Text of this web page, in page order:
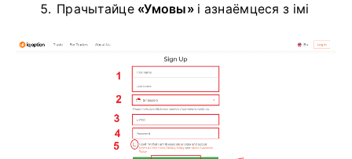
Прачытайце «Умовы» і азнаёмцеся з імі